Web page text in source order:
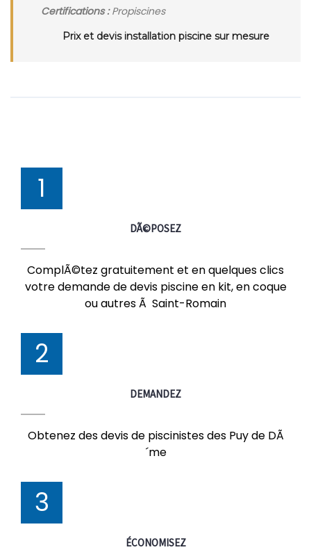
Certifications :Propiscines
Prix et devis installation piscine sur mesure
1
DÃ©POSEZ
ComplÃ©tez gratuitement et en quelques clics
votre demande de devis piscine en kit, en coque
ou autres Ã Saint-Romain
2
DEMANDEZ
Obtenez des devis de piscinistes des Puy de DÃ
´me
3
ÉCONOMISEZ